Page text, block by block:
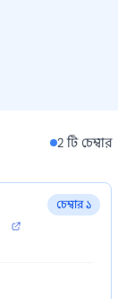
2 টি চেম্বার
চেম্বার ১